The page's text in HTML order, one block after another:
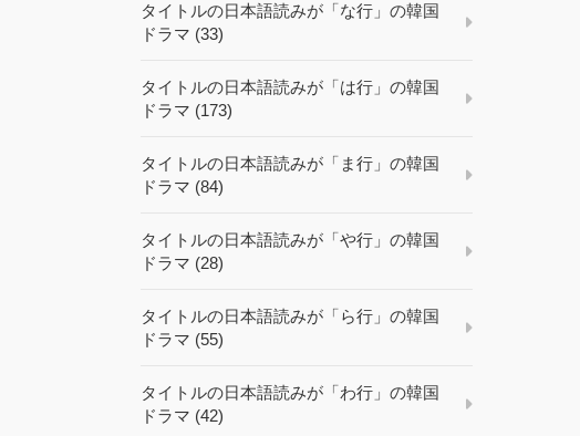
タイトルの日本語読みが「な行」の韓国
ドラマ (33)
タイトルの日本語読みが「は行」の韓国
ドラマ (173)
タイトルの日本語読みが「ま行」の韓国
ドラマ (84)
タイトルの日本語読みが「や行」の韓国
ドラマ (28)
タイトルの日本語読みが「ら行」の韓国
ドラマ (55)
タイトルの日本語読みが「わ行」の韓国
ドラマ (42)